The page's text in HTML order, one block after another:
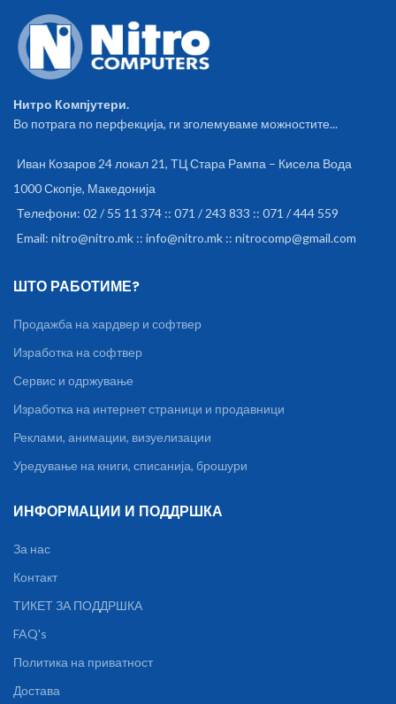
Нитро Компјутери.
Во потрага по перфекција, ги зголемуваме можностите...
Иван Козаров 24 локал 21, ТЦ Стара Рампа – Кисела Вода
1000 Скопје, Македонија
Телефони: 02 / 55 11 374 :: 071 / 243 833 :: 071 / 444 559
Email: nitro@nitro.mk :: info@nitro.mk :: nitrocomp@gmail.com
ШТО РАБОТИМЕ?
Продажба на хардвер и софтвер
Изработка на софтвер
Сервис и одржување
Изработка на интернет страници и продавници
Реклами, анимации, визуелизации
Уредување на книги, списанија, брошури
ИНФОРМАЦИИ И ПОДДРШКА
За нас
Контакт
ТИКЕТ ЗА ПОДДРШКА
FAQ's
Политика на приватност
Достава